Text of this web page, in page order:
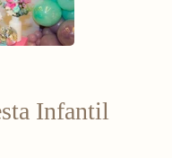
Infantil